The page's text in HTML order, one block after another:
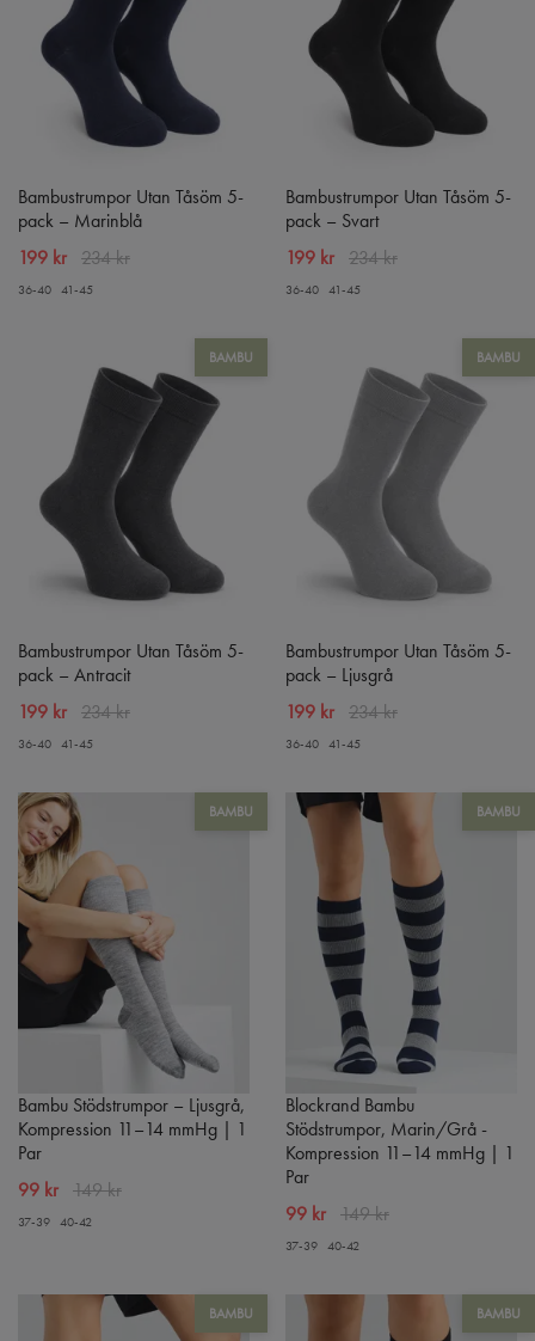
Bambustrumpor Utan Tåsöm 5-
pack – Marinblå
199 kr 234 kr
36-40 41-45
Bambustrumpor Utan Tåsöm 5-
pack – Svart
199 kr 234 kr
36-40 41-45
BAMBU
Bambustrumpor Utan Tåsöm 5-
pack – Antracit
199 kr 234 kr
36-40 41-45
BAMBU
Bambustrumpor Utan Tåsöm 5-
pack – Ljusgrå
199 kr 234 kr
36-40 41-45
BAMBU
Bambu Stödstrumpor – Ljusgrå,
Kompression 11–14 mmHg | 1
Par
99 kr 149 kr
37-39 40-42
BAMBU
Blockrand Bambu
Stödstrumpor, Marin/Grå -
Kompression 11–14 mmHg | 1
Par
99 kr 149 kr
37-39 40-42
BAMBU BAMBU